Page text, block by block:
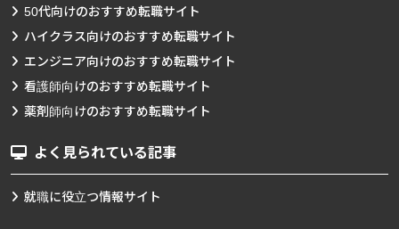
50代向けのおすすめ転職サイト
ハイクラス向けのおすすめ転職サイト
エンジニア向けのおすすめ転職サイト
看護師向けのおすすめ転職サイト
薬剤師向けのおすすめ転職サイト
よく見られている記事
就職に役立つ情報サイト